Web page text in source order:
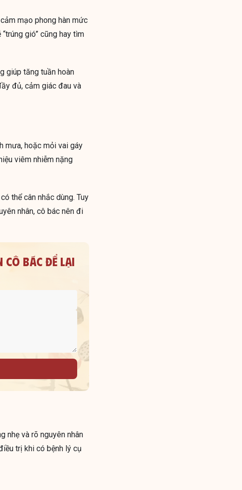
mạo phong hàn mức
gió” cũng hay tìm
giúp tăng tuần hoàn
đủ, cảm giác đau và
mưa, hoặc mỏi vai gáy
viêm nhiễm nặng
thể cân nhắc dùng. Tuy
nhân, cô bác nên đi
CÔ BÁC ĐỂ LẠI
nhẹ và rõ nguyên nhân
trị khi có bệnh lý cụ